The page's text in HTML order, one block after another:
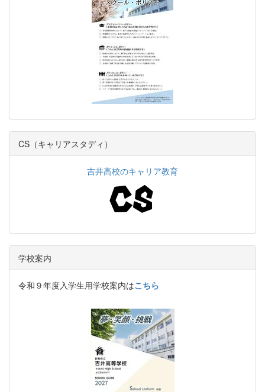
CS（キャリアスタディ）
吉井高校のキャリア教育
学校案内
令和９年度入学生用学校案内はこちら